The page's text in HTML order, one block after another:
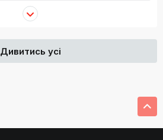
Дивитись усі